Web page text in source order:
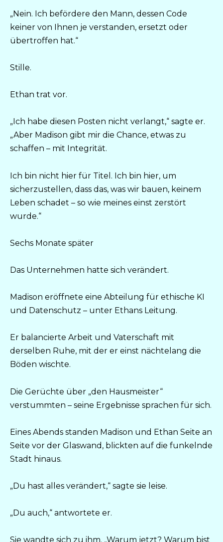
„Nein. Ich befördere den Mann, dessen Code
keiner von Ihnen je verstanden, ersetzt oder
übertroffen hat.“
Stille.
Ethan trat vor.
„Ich habe diesen Posten nicht verlangt,“ sagte er.
„Aber Madison gibt mir die Chance, etwas zu
schaffen – mit Integrität.
Ich bin nicht hier für Titel. Ich bin hier, um
sicherzustellen, dass das, was wir bauen, keinem
Leben schadet – so wie meines einst zerstört
wurde.“
Sechs Monate später
Das Unternehmen hatte sich verändert.
Madison eröffnete eine Abteilung für ethische KI
und Datenschutz – unter Ethans Leitung.
Er balancierte Arbeit und Vaterschaft mit
derselben Ruhe, mit der er einst nächtelang die
Böden wischte.
Die Gerüchte über „den Hausmeister“
verstummten – seine Ergebnisse sprachen für sich.
Eines Abends standen Madison und Ethan Seite an
Seite vor der Glaswand, blickten auf die funkelnde
Stadt hinaus.
„Du hast alles verändert,“ sagte sie leise.
„Du auch,“ antwortete er.
Sie wandte sich zu ihm. „Warum jetzt? Warum bist